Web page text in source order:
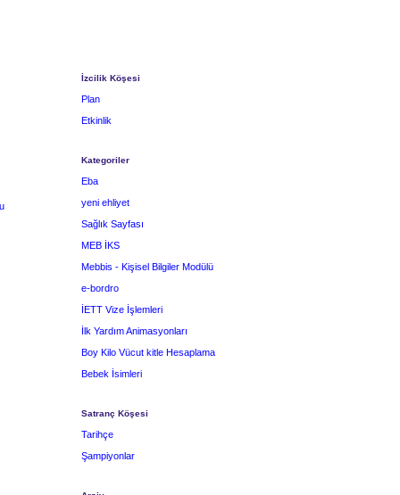
İzcilik Köşesi
Plan
Etkinlik
Kategoriler
Eba
yeni ehliyet
Sağlık Sayfası
MEB İKS
Mebbis - Kişisel Bilgiler Modülü
e-bordro
İETT Vize İşlemleri
İlk Yardım Animasyonları
Boy Kilo Vücut kitle Hesaplama
Bebek İsimleri
Satranç Köşesi
Tarihçe
Şampiyonlar